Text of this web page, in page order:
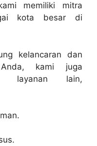
memiliki mitra
kota besar di
kelancaran dan
Anda, kami juga
layanan lain,